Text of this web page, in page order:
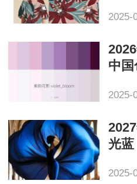
2025-
中
2025-
光蓝
2025-